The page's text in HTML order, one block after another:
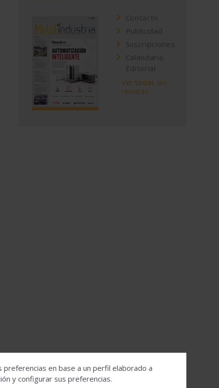
Contacto
Publicidad
Suscripciones
Calendario
Editorial
Ver todas las
revistas
en base a un perfil elaborado a
y configurar sus preferencias.